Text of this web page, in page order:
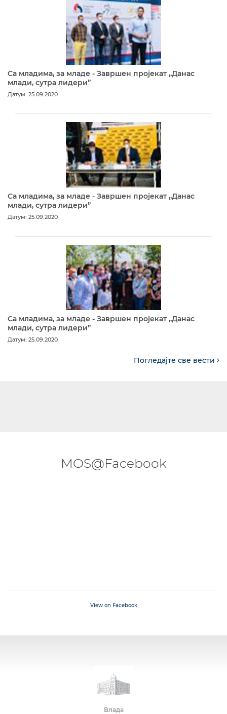
Са младима, за младе - Завршен пројекат „Данас
млади, сутра лидери”
Датум: 25.09.2020
Са младима, за младе - Завршен пројекат „Данас
млади, сутра лидери”
Датум: 25.09.2020
Са младима, за младе - Завршен пројекат „Данас
млади, сутра лидери”
Датум: 25.09.2020
Погледајте све вести
MOS@Facebook
View on Facebook
Влада